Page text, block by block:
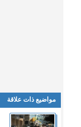
مواضيع ذات علاقة